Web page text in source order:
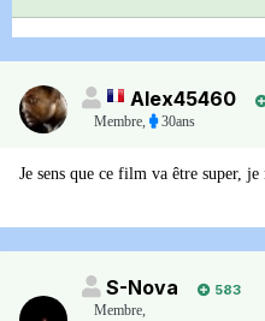
Alex45460
Membre, 30ans
Je sens que ce film va être super, je
S-Nova
583
Membre,